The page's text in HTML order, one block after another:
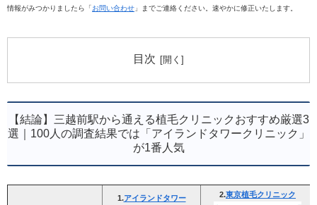
情報がみつかりましたら「お問い合わせ 」までご連絡ください。速やかに修正いたします。
目次
【結論】三越前駅から通える植毛クリニックおすすめ厳選3
選｜100人の調査結果では「アイランドタワークリニック」
が1番人気
1.アイランドタワー 2.東京植毛クリニック